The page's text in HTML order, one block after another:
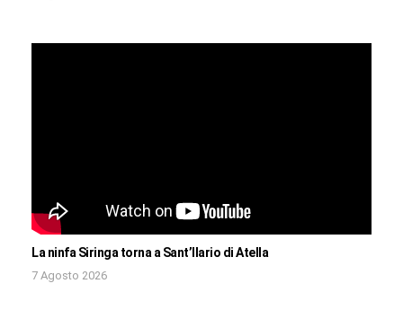
La ninfa Siringa torna a Sant’Ilario di Atella
7 Agosto 2026